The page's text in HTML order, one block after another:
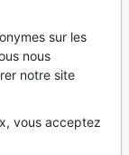
Personne,
sur les
nous
notre site
vous acceptez